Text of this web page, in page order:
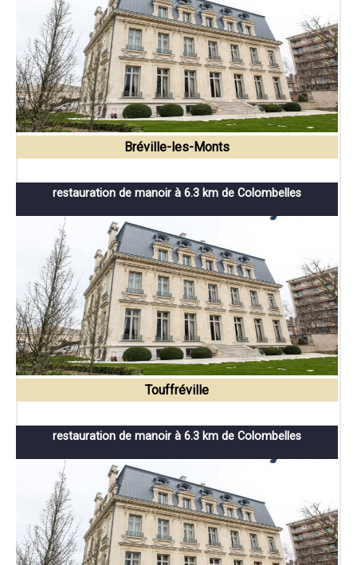
Bréville-les-Monts
restauration de manoir à 6.3 km de Colombelles
Touffréville
restauration de manoir à 6.3 km de Colombelles